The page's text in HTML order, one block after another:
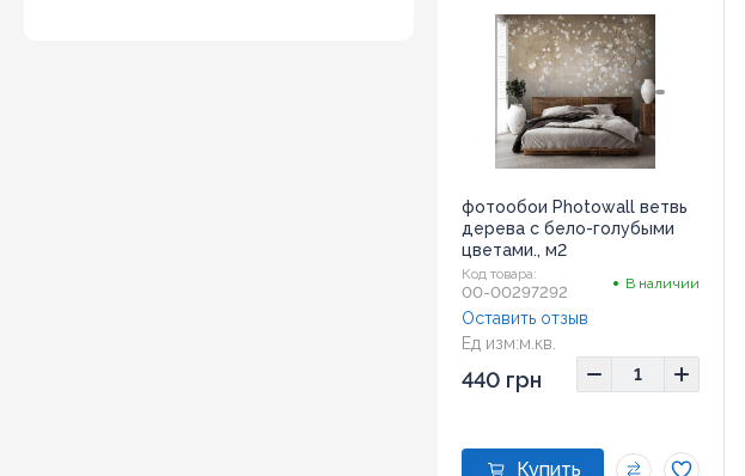
фотообои Photowall ветвь
дерева с бело-голубыми
цветами., м2
Код товара:
00-00297292 В наличии
Ед изм:м.кв.
Оставить отзыв
440 грн